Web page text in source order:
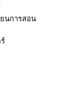
นการสอน